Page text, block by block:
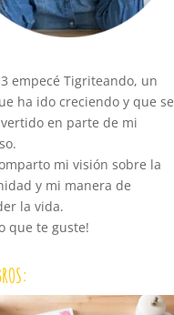
empecé Tigriteando, un
ha ido creciendo y que se
en parte de mi
mi visión sobre la
y mi manera de
la vida.
que te guste!